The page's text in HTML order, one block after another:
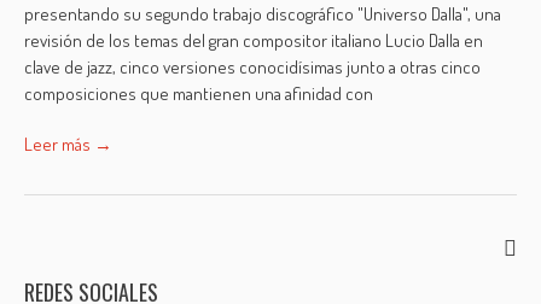
presentando su segundo trabajo discográfico "Universo Dalla", una
revisión de los temas del gran compositor italiano Lucio Dalla en
clave de jazz, cinco versiones conocidísimas junto a otras cinco
composiciones que mantienen una afinidad con
Leer más →
REDES SOCIALES